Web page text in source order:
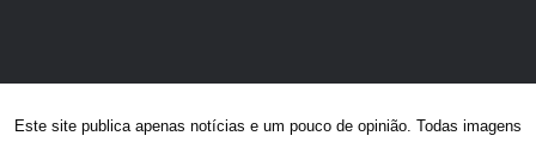
Este site publica apenas notícias e um pouco de opinião. Todas imagens